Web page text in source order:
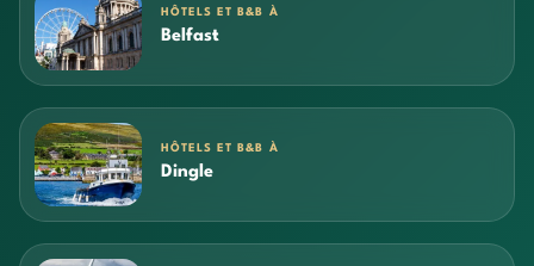
HÔTELS ET B&B À
Belfast
HÔTELS ET B&B À
Dingle